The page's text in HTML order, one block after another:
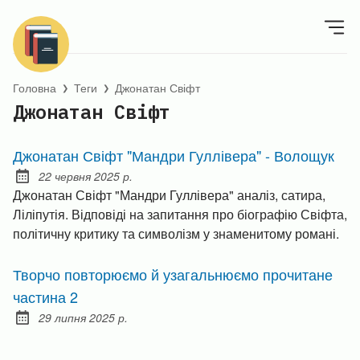
Головна ❯ Теги ❯ Джонатан Свіфт
Джонатан Свіфт
Джонатан Свіфт "Мандри Гуллівера" - Волощук
Posted on:
22 червня 2025 р.
Джонатан Свіфт "Мандри Гуллівера" аналіз, сатира,
Ліліпутія. Відповіді на запитання про біографію Свіфта,
політичну критику та символізм у знаменитому романі.
Творчо повторюємо й узагальнюємо прочитане
частина 2
Posted on:
29 липня 2025 р.